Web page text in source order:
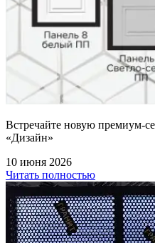
Встречайте новую премиум-
«Дизайн»
10 июня 2026
Читать полностью